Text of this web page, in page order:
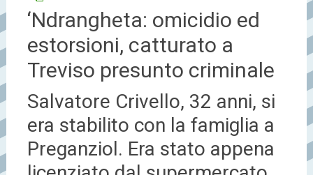
‘Ndrangheta: omicidio ed
estorsioni, catturato a
Treviso presunto criminale
Salvatore Crivello, 32 anni, si
era stabilito con la famiglia a
Preganziol. Era stato appena